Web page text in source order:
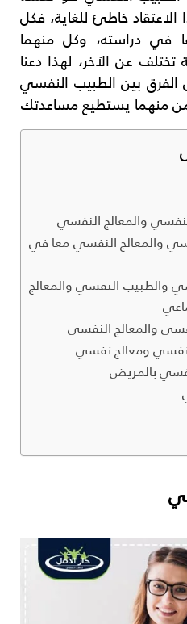
خاطئ للغاية، فكل
في دراسته، وكل منهما
عن الآخر، لهذا دعنا
بين الطبيب النفسي
منهما يستطيع مساعدتك
والمعالج النفسي
والمعالج النفسي معا في
والطبيب النفسي والمعالج
والمعالج النفسي
نفسي ومعالج نفسي
بالمريض